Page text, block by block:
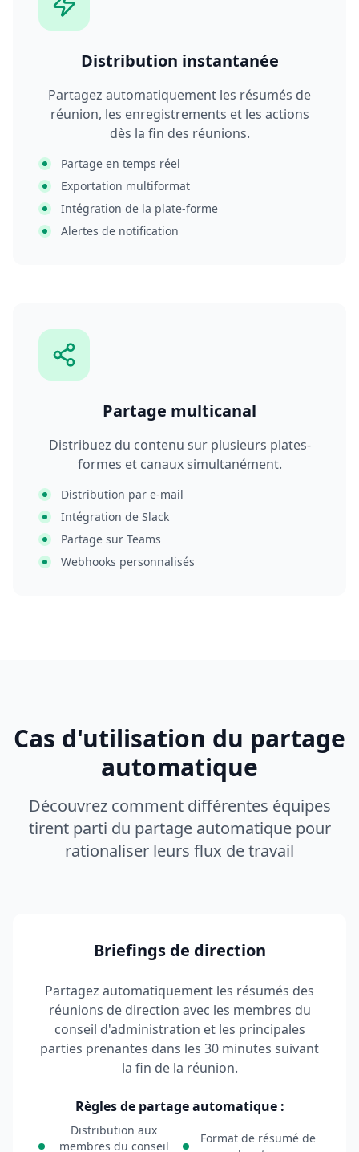
Distribution instantanée
Partagez automatiquement les résumés de
réunion, les enregistrements et les actions
dès la fin des réunions.
Partage en temps réel
Exportation multiformat
Intégration de la plate-forme
Alertes de notification
Partage multicanal
Distribuez du contenu sur plusieurs plates-
formes et canaux simultanément.
Distribution par e-mail
Intégration de Slack
Partage sur Teams
Webhooks personnalisés
Cas d'utilisation du partage
automatique
Découvrez comment différentes équipes
tirent parti du partage automatique pour
rationaliser leurs flux de travail
Briefings de direction
Partagez automatiquement les résumés des
réunions de direction avec les membres du
conseil d'administration et les principales
parties prenantes dans les 30 minutes suivant
la fin de la réunion.
Règles de partage automatique :
Distribution aux
membres du conseil
Format de résumé de